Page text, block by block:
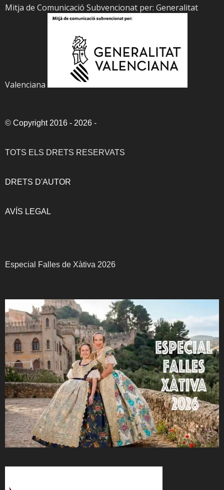
Mitja de Comunicació Subvencionat per: Generalitat
Valenciana
© Copyright 2016 - 2026 -
TOTS ELS DRETS RESERVATS
DRETS D'AUTOR
AVÍS LEGAL
Especial Falles de Xàtiva 2026